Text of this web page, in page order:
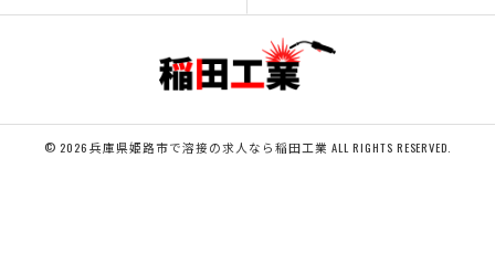
© 2026 兵庫県姫路市で溶接の求人なら稲田工業 ALL RIGHTS RESERVED.